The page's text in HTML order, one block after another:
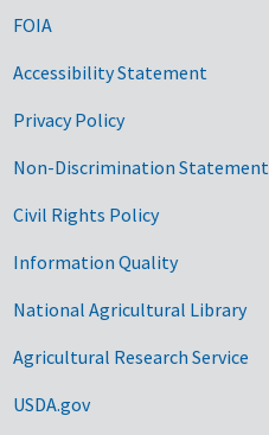
FOIA
Accessibility Statement
Privacy Policy
Non-Discrimination Statement
Civil Rights Policy
Information Quality
National Agricultural Library
Agricultural Research Service
USDA.gov